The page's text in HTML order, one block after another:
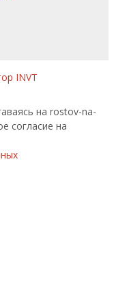
INVT
на rostov-na-
согласие на